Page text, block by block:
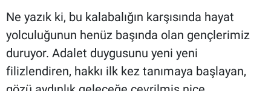
Ne yazık ki, bu kalabalığın karşısında hayat
yolculuğunun henüz başında olan gençlerimiz
duruyor. Adalet duygusunu yeni yeni
filizlendiren, hakkı ilk kez tanımaya başlayan,